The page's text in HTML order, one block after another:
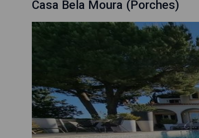
Casa Bela Moura (Porches)